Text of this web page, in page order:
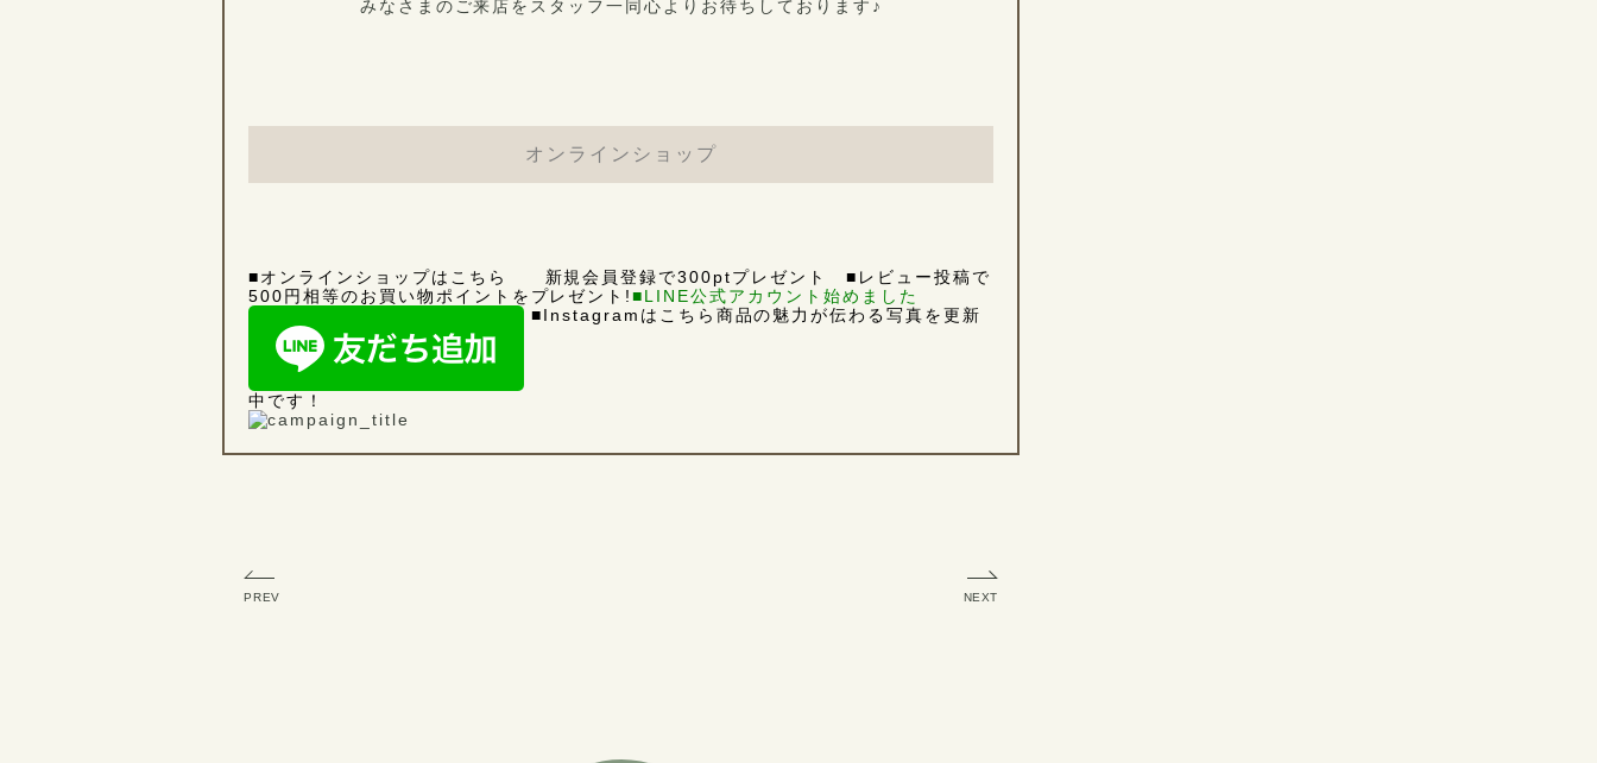
みなさまのご来店をスタッフ一同心よりお待ちしております♪
オンラインショップ
■オンラインショップは こちら 新規会員登録で300ptプレゼント
■レビュー投稿で
500円相等のお買い物ポイントをプレゼント!■LINE公式アカウント始めました
■Instagramは こちら 商品の魅力が伝わる写真を更新
中です！
PREV NEXT